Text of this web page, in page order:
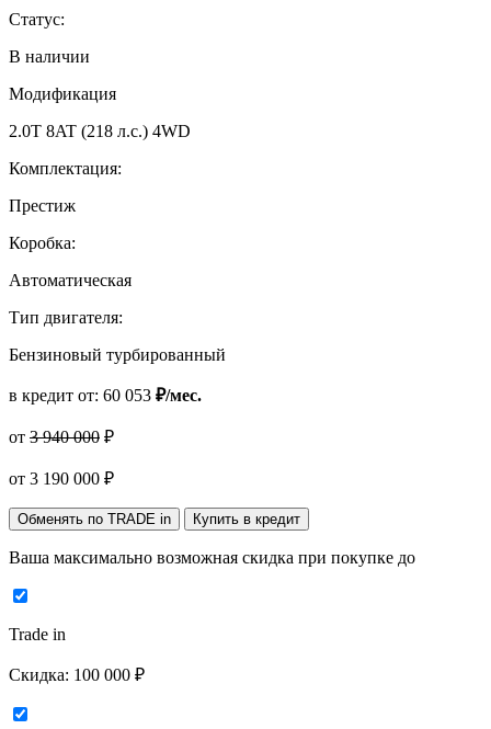
Статус:
В наличии
Модификация
2.0T 8AT (218 л.с.) 4WD
Комплектация:
Престиж
Коробка:
Автоматическая
Тип двигателя:
Бензиновый турбированный
в кредит от: 60 053 ₽/мес.
от 3 940 000 ₽
от 3 190 000 ₽
Обменять по TRADE in Купить в кредит
Ваша максимально возможная скидка при покупке до
Trade in
Скидка: 100 000 ₽